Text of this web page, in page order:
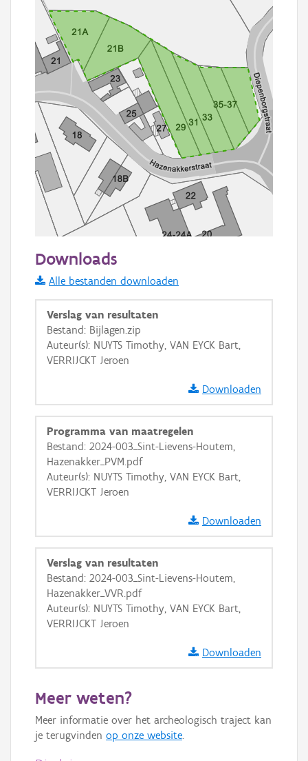
Informatie Vlaanderen
i
+ −
Basis Lagen
OSM-Basiskaart
GRB-Basiskaart in grijswaarden
Downloads
Alle bestanden downloaden
Verslag van resultaten
Bestand: Bijlagen.zip
Auteur(s): NUYTS Timothy, VAN EYCK Bart,
VERRIJCKT Jeroen
Downloaden
Programma van maatregelen
Bestand: 2024-003_Sint-Lievens-Houtem,
Hazenakker_PVM.pdf
Auteur(s): NUYTS Timothy, VAN EYCK Bart,
VERRIJCKT Jeroen
Downloaden
Verslag van resultaten
Bestand: 2024-003_Sint-Lievens-Houtem,
Hazenakker_VVR.pdf
Auteur(s): NUYTS Timothy, VAN EYCK Bart,
VERRIJCKT Jeroen
Downloaden
Meer weten?
Meer informatie over het archeologisch traject kan
je terugvinden op onze website.